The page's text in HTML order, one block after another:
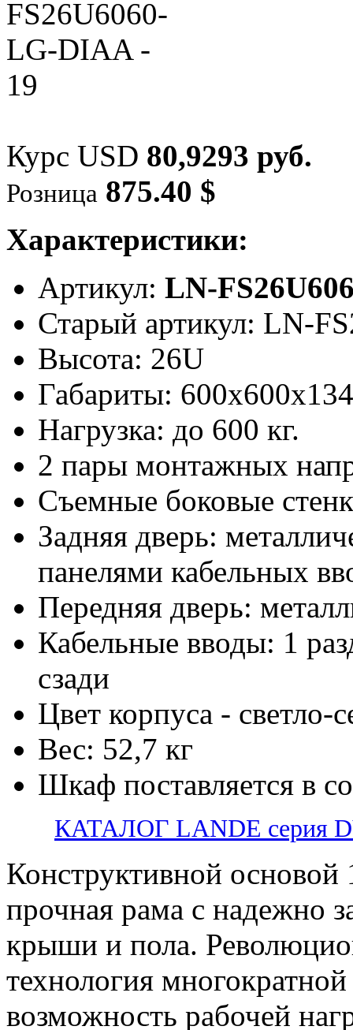
Курс USD 80,9293 руб.
Розница 875.40 $
Характеристики:
Артикул: LN-
Старый артикул: LN-
Высота: 26U
Габариты:
Нагрузка: до 600 кг.
2 пары монтажных
Съемные боковые
Задняя дверь:
панелями кабельных
Передняя дверь:
Кабельные вводы: 1
сзади
Цвет корпуса -
Вес: 52,7 кг
Шкаф поставляется в
КАТАЛОГ LANDE серия
Конструктивной
прочная рама с надежно
крыши и пола.
технология
возможность рабочей